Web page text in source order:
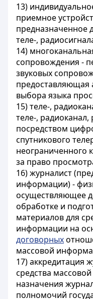
13)
приемное
предназначенное
теле-,
14)
сопровождения -
звуковых
предоставляющая
выбора языка
15) теле-,
теле-,
посредством
спутникового
неограниченного
за право
16) журналист
информации) -
осуществляющее
обработке и
материалов для
информации на
договорных
массовой
17) аккредитация
средства
назначения
полномочий